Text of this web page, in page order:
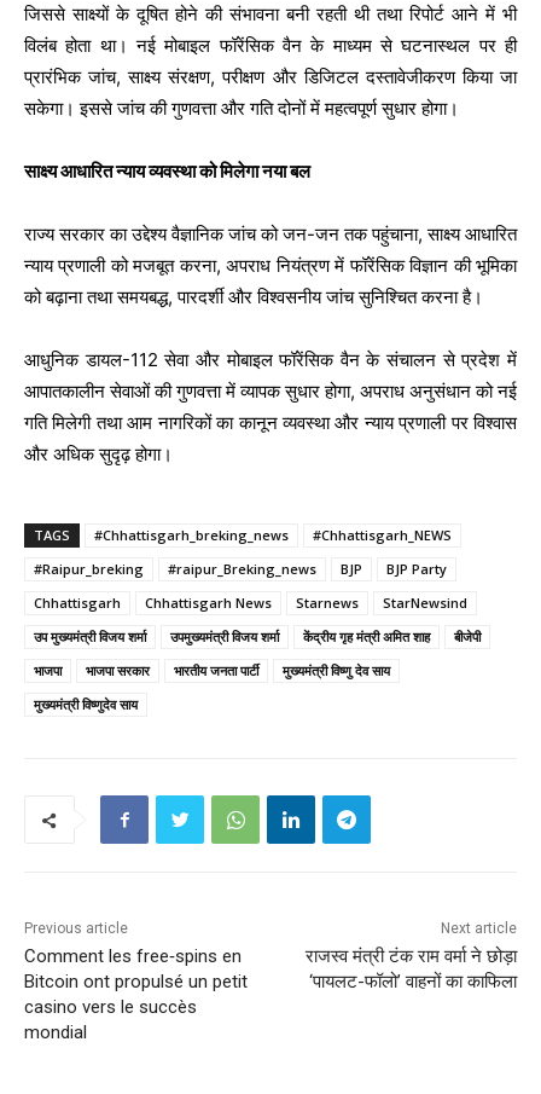
जिससे साक्ष्यों के दूषित होने की संभावना बनी रहती थी तथा रिपोर्ट आने में भी
विलंब होता था। नई मोबाइल फॉरेंसिक वैन के माध्यम से घटनास्थल पर ही
प्रारंभिक जांच, साक्ष्य संरक्षण, परीक्षण और डिजिटल दस्तावेजीकरण किया जा
सकेगा। इससे जांच की गुणवत्ता और गति दोनों में महत्वपूर्ण सुधार होगा।
साक्ष्य आधारित न्याय व्यवस्था को मिलेगा नया बल
राज्य सरकार का उद्देश्य वैज्ञानिक जांच को जन-जन तक पहुंचाना, साक्ष्य आधारित
न्याय प्रणाली को मजबूत करना, अपराध नियंत्रण में फॉरेंसिक विज्ञान की भूमिका
को बढ़ाना तथा समयबद्ध, पारदर्शी और विश्वसनीय जांच सुनिश्चित करना है।
आधुनिक डायल-112 सेवा और मोबाइल फॉरेंसिक वैन के संचालन से प्रदेश में
आपातकालीन सेवाओं की गुणवत्ता में व्यापक सुधार होगा, अपराध अनुसंधान को नई
गति मिलेगी तथा आम नागरिकों का कानून व्यवस्था और न्याय प्रणाली पर विश्वास
और अधिक सुदृढ़ होगा।
TAGS #Chhattisgarh_breking_news
#Chhattisgarh_NEWS
#Raipur_breking
#raipur_Breking_news BJP
BJP Party
Chhattisgarh
Chhattisgarh News Starnews
StarNewsind
उप मुख्यमंत्री विजय शर्मा
उपमुख्यमंत्री विजय शर्मा केंद्रीय गृह मंत्री अमित शाह
बीजेपी
भाजपा
भाजपा सरकार भारतीय जनता पार्टी
मुख्यमंत्री विष्णु देव साय
मुख्यमंत्री विष्णुदेव साय
Previous article
Comment les free‑spins en
Bitcoin ont propulsé un petit
casino vers le succès
mondial
Next article
राजस्व मंत्री टंक राम वर्मा ने छोड़ा
‘पायलट-फॉलो’ वाहनों का काफिला